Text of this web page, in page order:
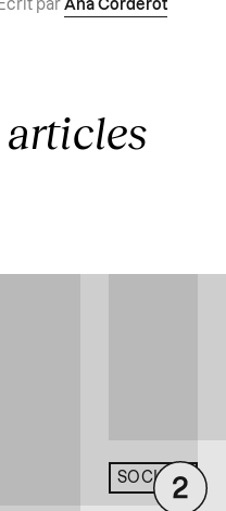
Écrit par Ana Corderot
articles
SOCIÉTÉ